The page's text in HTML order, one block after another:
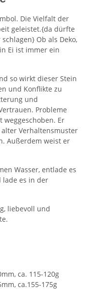
Die Vielfalt der
geleistet.{da dürfte
Ob als Deko,
Ei ist immer ein
so wirkt dieser Stein
und Konflikte zu
und
Probleme
Er
Verhaltensmuster
Außerdem weist er
Wasser, entlade es
lade es in der
liebevoll und
ca. 115-120g
ca.155-175g